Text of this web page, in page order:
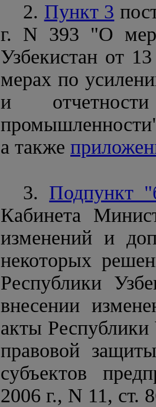
2. Пункт 3
г. N 393 "О
Узбекистан от
мерах по
и
а также
3. Подпункт
Кабинета
изменений и
некоторых
Республики
внесении
акты Республики
правовой
субъектов
2006 г., N 11, ст.